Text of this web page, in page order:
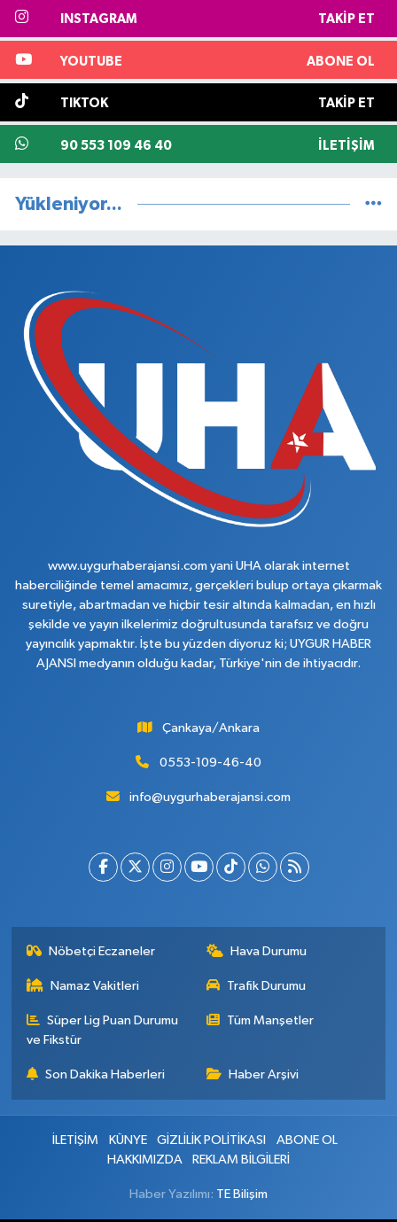
INSTAGRAM TAKIP ET
YOUTUBE ABONE OL
TIKTOK TAKIP ET
90 553 109 46 40 İLETIŞIM
Yükleniyor...
www.uygurhaberajansi.com yani UHA olarak internet
haberciliğinde temel amacımız, gerçekleri bulup ortaya çıkarmak
suretiyle, abartmadan ve hiçbir tesir altında kalmadan, en hızlı
şekilde ve yayın ilkelerimiz doğrultusunda tarafsız ve doğru
yayıncılık yapmaktır. İşte bu yüzden diyoruz ki; UYGUR HABER
AJANSI medyanın olduğu kadar, Türkiye'nin de ihtiyacıdır.
Çankaya/Ankara
0553-109-46-40
info@uygurhaberajansi.com
Nöbetçi Eczaneler Hava Durumu
Namaz Vakitleri Trafik Durumu
Süper Lig Puan Durumu
ve Fikstür
Tüm Manşetler
Son Dakika Haberleri Haber Arşivi
İLETİŞİM KÜNYE GİZLİLİK POLİTİKASI
ABONE OL
HAKKIMIZDA
REKLAM BİLGİLERİ
Haber Yazılımı: TE Bilişim